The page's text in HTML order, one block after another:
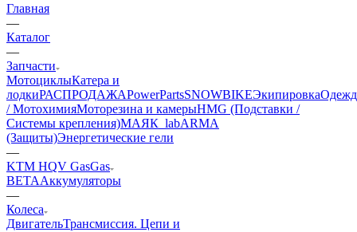
Главная
—
Каталог
—
Запчасти
МотоциклыКатера и
лодкиРАСПРОДАЖАPowerPartsSNOWBIKEЭкипировка
/ МотохимияМоторезина и камерыHMG (Подставки /
Системы крепления)МАЯК_labARMA
(Защиты)Энергетические гели
—
KTM HQV GasGas
BETAАккумуляторы
—
Колеса
ДвигательТрансмиссия. Цепи и